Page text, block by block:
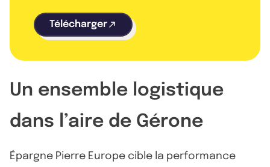
Télécharger
Un ensemble logistique
dans l’aire de Gérone
Épargne Pierre Europe cible la performance